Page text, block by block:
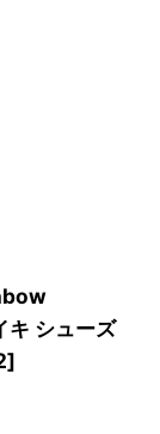
シューズ
]